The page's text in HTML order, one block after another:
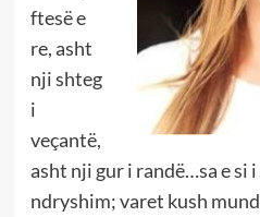
ftesë e
re, asht
nji shteg
i
veçantë,
asht nji gur i randë…sa e si
ndryshim; varet kush